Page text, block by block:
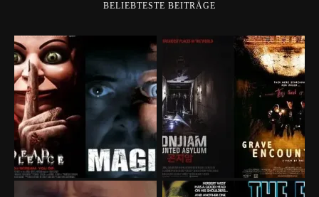
BELIEBTESTE BEITRÄGE